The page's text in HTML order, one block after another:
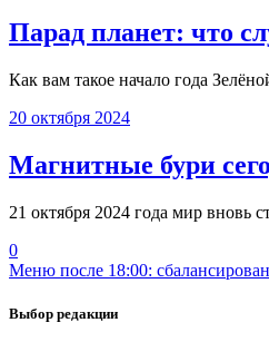
Парад планет: что
Как вам такое начало года
20 октября 2024
Магнитные бури
21 октября 2024 года мир вновь
0
Меню после 18:00:
Выбор редакции